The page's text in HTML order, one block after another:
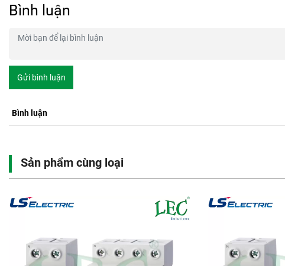
Bình luận
Gửi bình luận
Bình luận
Sản phẩm cùng loại